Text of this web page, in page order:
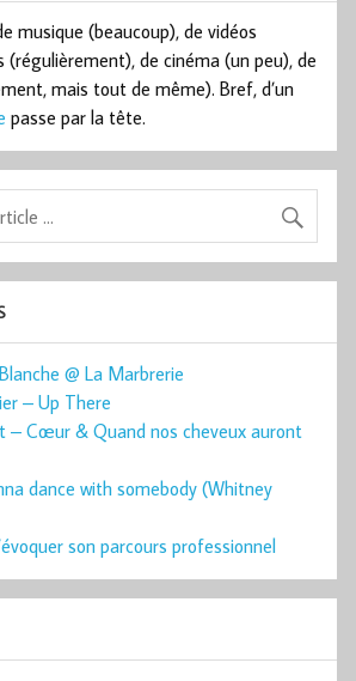
musique (beaucoup), de vidéos
(régulièrement), de cinéma (un peu), de
mais tout de même). Bref, d’un
passe par la tête.
@ La Marbrerie
– Up There
– Cœur & Quand nos cheveux auront
dance with somebody (Whitney
son parcours professionnel